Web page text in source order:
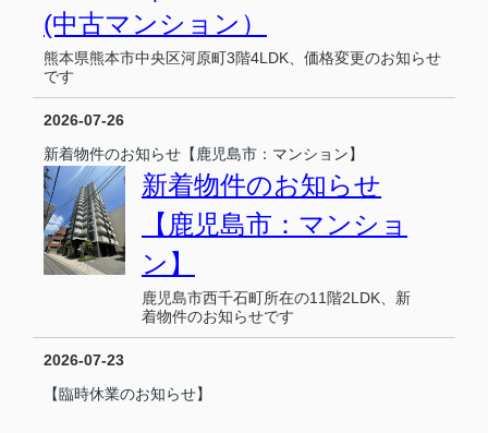
(中古マンション）
熊本県熊本市中央区河原町3階4LDK、価格変更のお知らせ
です
2026-07-26
新着物件のお知らせ【鹿児島市：マンション】
新着物件のお知らせ
【鹿児島市：マンショ
ン】
鹿児島市西千石町所在の11階2LDK、新
着物件のお知らせです
2026-07-23
【臨時休業のお知らせ】